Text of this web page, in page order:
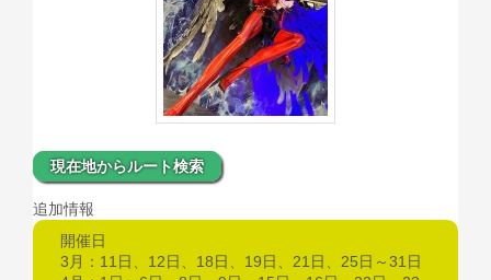
現在地からルート検索
追加情報
開催日
3月：11日、12日、18日、19日、21日、25日～31日